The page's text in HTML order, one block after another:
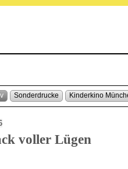
Sonderdrucke Kinderkino
voller Lügen